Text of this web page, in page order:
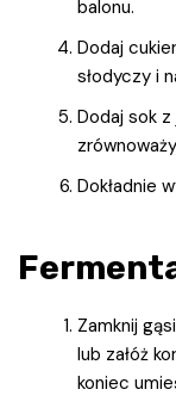
balonu.
Dodaj
słodyczy i
Dodaj sok
Dokładnie
Zamknij
lub załóż
koniec